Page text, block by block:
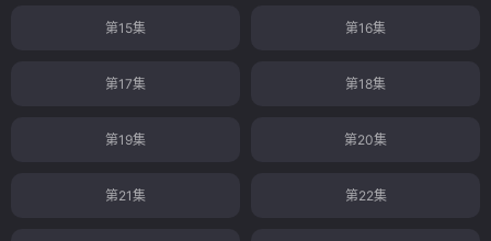
第15集 第16集
第17集 第18集
第19集 第20集
第21集 第22集